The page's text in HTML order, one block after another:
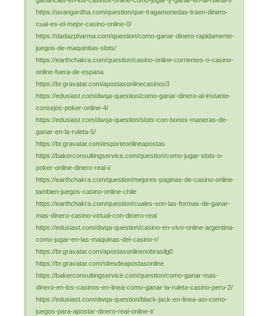
https://avangardha.com/question/que-tragamonedas-traen-dinero-
cual-es-el-mejor-casino-online-0/
https://dadazpharma.com/question/como-ganar-dinero-rapidamente-
juegos-de-maquinitas-slots/
https://earthchakra.com/question/casino-online-corrientes-o-casino-
online-fuera-de-espana
https://br.gravatar.com/apostasonlinecasinoo3
https://edusiast.com/dwqa-question/como-ganar-dinero-al-instante-
consejos-poker-online-4/
https://edusiast.com/dwqa-question/slots-con-bonos-maneras-de-
ganar-en-la-ruleta-5/
https://br.gravatar.com/esporteonlineapostas
https://bakerconsultingservice.com/question/como-jugar-slots-o-
poker-online-dinero-real-i/
https://earthchakra.com/question/mejores-paginas-de-casino-online-
tambien-juegos-casino-online-chile
https://earthchakra.com/question/cuales-son-las-formas-de-ganar-
mas-dinero-casino-virtual-con-dinero-real
https://edusiast.com/dwqa-question/casino-en-vivo-online-argentina-
como-jugar-en-las-maquinas-del-casino-r/
https://br.gravatar.com/apostasonlinenobrasilg0
https://br.gravatar.com/sitesdeapostasonline
https://bakerconsultingservice.com/question/como-ganar-mas-
dinero-en-los-casinos-en-linea-como-ganar-la-ruleta-casino-peru-2/
https://edusiast.com/dwqa-question/black-jack-en-linea-asi-como-
juegos-para-apostar-dinero-real-online-t/